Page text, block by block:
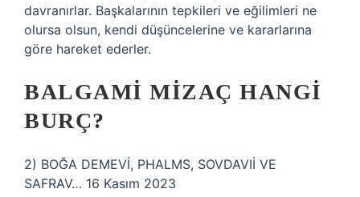
davranırlar. Başkalarının tepkileri ve eğilimleri ne
olursa olsun, kendi düşüncelerine ve kararlarına
göre hareket ederler.
BALGAMI MIZAÇ HANGI
BURÇ?
2) BOĞA DEMEVİ, PHALMS, SOVDAVIİ VE
SAFRAV… 16 Kasım 2023